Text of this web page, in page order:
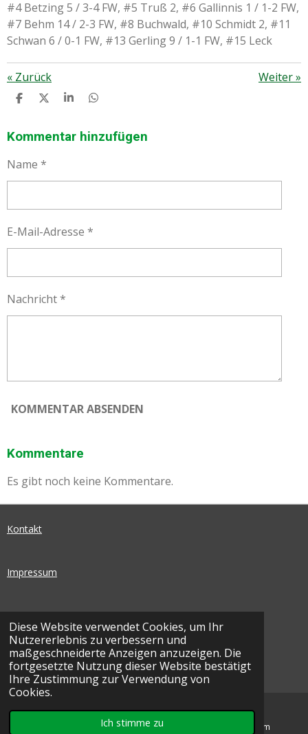
Diese Website verwendet Cookies, um Ihr
Nutzererlebnis zu verbessern und
maßgeschneiderte Anzeigen anzuzeigen. Die
fortgesetzte Nutzung dieser Website bestätigt
Ihre Zustimmung zur Verwendung von
Cookies.
Ich stimme zu
#4 Betzing 5 / 3-4 FW, #5 Truß 2, #6 Gallinnis 1 / 1-2 FW,
#7 Behm 14 / 2-3 FW, #8 Buchwald, #10 Schmidt 2, #11
Schwan 6 / 0-1 FW, #13 Gerling 9 / 1-1 FW, #15 Leck
« Zurück Weiter»
T
L
T
L
T
L
T
L
Kommentar hinzufügen
Name *
E-Mail-Adresse *
Nachricht *
KOMMENTAR ABSENDEN
Kommentare
Es gibt noch keine Kommentare.
Kontakt
Impressum
Datenschutz
I
N
S
T
F
A
C
E
© 2026 SEG Basketball | Ohnegleichen - SEG
Karte Instagram